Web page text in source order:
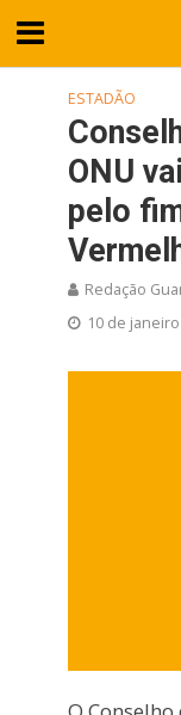
ESTADÃO
ONU
pelo
Redação
10 de